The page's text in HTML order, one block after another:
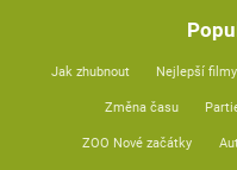
Jak zhubnout Nejlepší
Změna času
ZOO Nové začátky